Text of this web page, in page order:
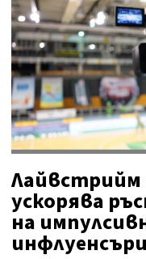
Лайвстрийм
ускорява
на